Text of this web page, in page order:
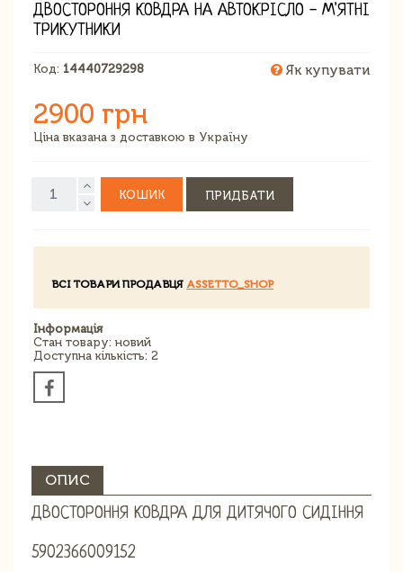
ДВОСТОРОННЯ КОВДРА НА АВТОКРІСЛО - М'ЯТНІ
ТРИКУТНИКИ
Код: 14440729298 Як купувати
2900 грн
Ціна вказана з доставкою в Україну
КОШИК ПРИДБАТИ
ВСІ ТОВАРИ ПРОДАВЦЯ ASSETTO_SHOP
Інформація
Стан товару: новий
Доступна кількість: 2
ОПИС
ДВОСТОРОННЯ КОВДРА ДЛЯ ДИТЯЧОГО СИДІННЯ
5902366009152